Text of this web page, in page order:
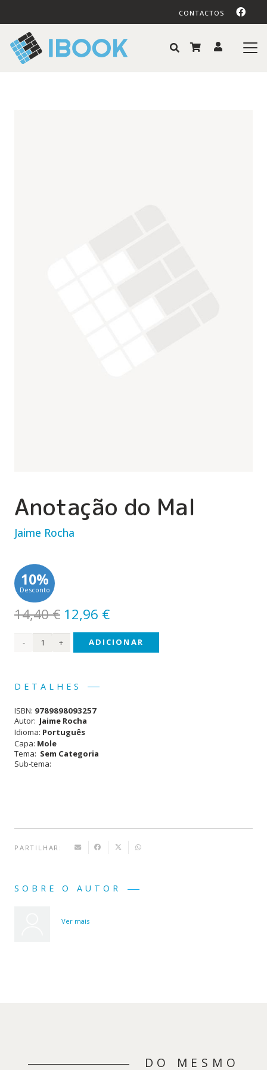
CONTACTOS
Anotação do Mal
Jaime Rocha
10%
Desconto
14,40€ O
preço
original
14,40 €.
12,96 €O
preço
atual
Quantidade
Mal
ADICIONAR
DETALHES
ISBN: 9789898093257
Autor: Jaime Rocha
Idioma: Português
Capa: Mole
Tema: Sem Categoria
Sub-tema:
PARTILHAR:
SOBRE O AUTOR
Ver mais
DO MESMO